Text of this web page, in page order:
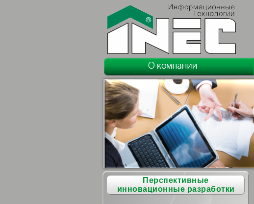
Перспективные
инновационные разработки